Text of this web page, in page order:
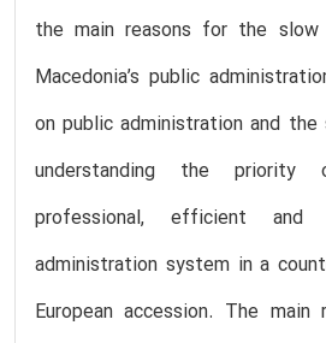
the main reasons for the
Macedonia’s public
on public administration and
understanding the priority
professional, efficient and
administration system in a
European accession. The main